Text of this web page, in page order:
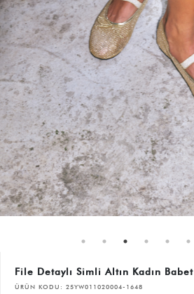
File Detaylı Simli Altın Kadın Babet
ÜRÜN KODU: 25YW011020004-1648